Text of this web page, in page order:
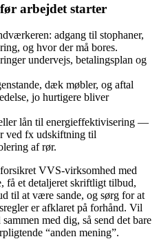
arbejdet starter
adgang til stophaner,
og hvor der må bores.
undervejs, betalingsplan og
dæk møbler, og aftal
jo hurtigere bliver
lån til energieffektivisering —
ved fx udskiftning til
af rør.
VVS‑virksomhed med
få et detaljeret skriftligt tilbud,
til at være sande, og sørg for at
er afklaret på forhånd. Vil
med dig, så send det bare
“anden mening”.